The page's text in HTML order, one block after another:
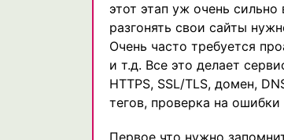
этот этап уж очень
разгонять свои сайты
Очень часто требуется
и т.д. Все это делает
HTTPS, SSL/TLS, домен,
тегов, проверка на ошибки
Первое что нужно